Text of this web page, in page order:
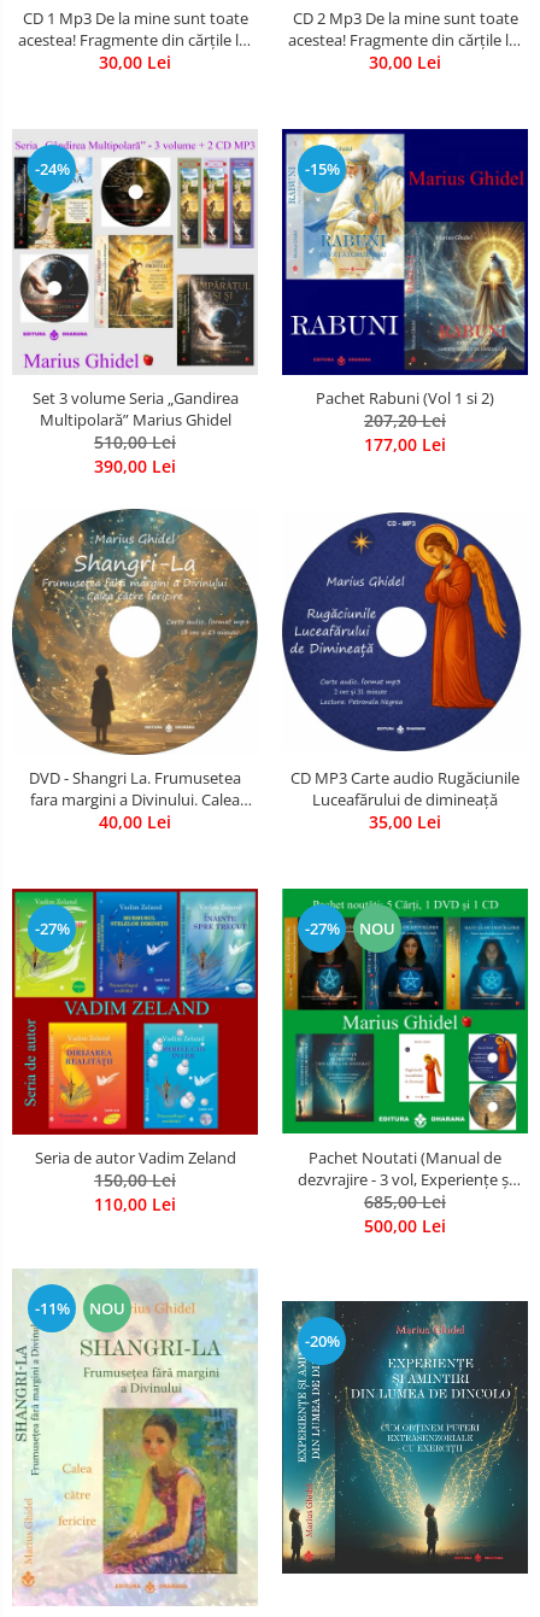
Literatura
Psihologie
Stiinta
CD 1 Mp3 De la mine sunt toate
acestea! Fragmente din cărțile lui
Marius Ghidel
30,00 Lei
CD 2 Mp3 De la mine sunt toate
acestea! Fragmente din cărțile lui
Marius Ghidel
30,00 Lei
-24%
Set 3 volume Seria „Gandirea
Multipolară” Marius Ghidel
510,00 Lei
390,00 Lei
-15%
Pachet Rabuni (Vol 1 si 2)
207,20 Lei
177,00 Lei
DVD - Shangri La. Frumusetea
fara margini a Divinului. Calea
catre fericire
40,00 Lei
CD MP3 Carte audio Rugăciunile
Luceafărului de dimineață
35,00 Lei
-27%
Seria de autor Vadim Zeland
150,00 Lei
110,00 Lei
-27% NOU
Pachet Noutati (Manual de
dezvrajire - 3 vol, Experiențe și
amintiri, Rugăciunile
Luceafarului de dimineata) -
685,00 Lei
500,00 Lei
-11% NOU
-20%